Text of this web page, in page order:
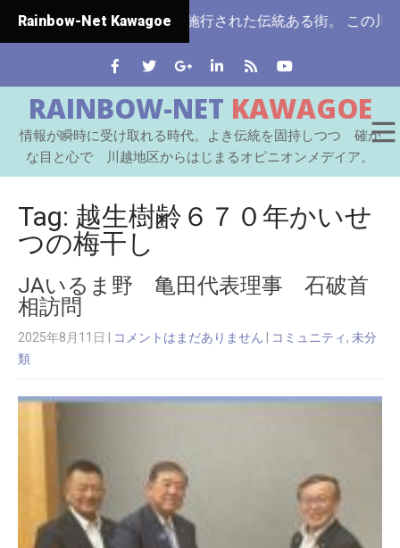
Rainbow-Net Kawagoe
玉県ではじめて市制施行された伝統ある街。 この川越をは
RAINBOW-NET KAWAGOE
情報が瞬時に受け取れる時代。よき伝統を固持しつつ 確か
な目と心で 川越地区からはじまるオピニオンメデイア。
Tag: 越生樹齢６７０年かいせ
つの梅干し
JAいるま野 亀田代表理事 石破首
相訪問
2025年8月11日 コメントはまだありません コミュニティ , 未分
類